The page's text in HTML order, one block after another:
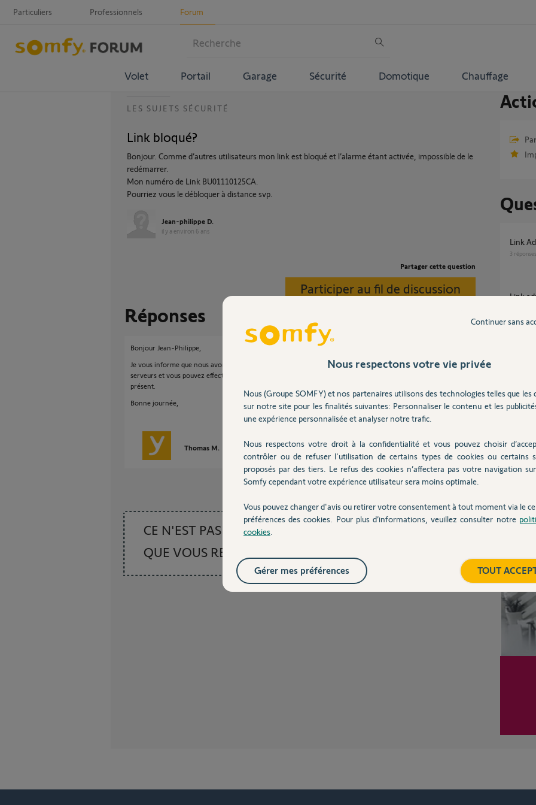
Particuliers Professionnels Forum
Volet Portail Garage Sécurité Domotique Chauffage
LES SUJETS SÉCURITÉ
Link bloqué?
Bonjour. Comme d’autres utilisateurs mon link est bloqué et l’alarme étant activée, impossible de le
redémarrer.
Mon numéro de Link BU01110125CA.
Pourriez vous le débloquer à distance svp.
Jean-philippe D.
il y a environ 6 ans
Partager cette question
Participer au fil de discussion
Réponses
Bonjour Jean-Philippe,
Je vous informe que nous avons resynchronisé l'état de votre système d'alarme avec nos
serveurs et vous pouvez effectuer la procédure de changement de réseau WiFi dès à
présent.
Bonne journée,
Thomas M. il y a environ 6 ans
CE N'EST PAS CE
QUE VOUS RECHERCHEZ
Link
3 réponses
Link advanced bloqué alarme allumée
réponses
Link Advanced bloqué — alarme armée au
Nous respectons votre vie privée
Nous (Groupe SOMFY) et nos partenaires utilisons des technologies telles que les
sur notre site pour les finalités suivantes: Personnaliser le contenu et les
une expérience personnalisée et analyser notre trafic.
Nous respectons votre droit à la confidentialité et vous pouvez choisir
contrôler ou de refuser l'utilisation de certains types de cookies ou certains
proposés par des tiers. Le refus des cookies n’affectera pas votre navigation
Somfy cependant votre expérience utilisateur sera moins optimale.
Vous pouvez changer d'avis ou retirer votre consentement à tout moment via le
préférences des cookies. Pour plus d’informations, veuillez consulter notre
cookies
Continuer sans
TOUT
Gérer mes préférences